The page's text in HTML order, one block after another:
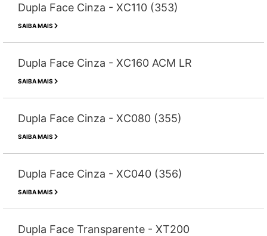
Dupla Face Cinza - XC110 (353)
SAIBA MAIS
Dupla Face Cinza - XC160 ACM LR
SAIBA MAIS
Dupla Face Cinza - XC080 (355)
SAIBA MAIS
Dupla Face Cinza - XC040 (356)
SAIBA MAIS
Dupla Face Transparente - XT200